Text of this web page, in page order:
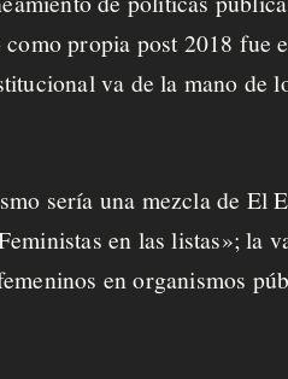
propia post 2018 fue
va de la mano de
sería una mezcla de El
en las listas»; la
en organismos